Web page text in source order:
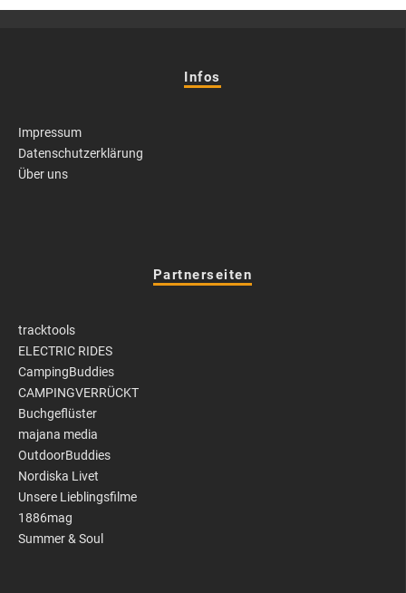
Infos
Impressum
Datenschutzerklärung
Über uns
Partnerseiten
tracktools
ELECTRIC RIDES
CampingBuddies
CAMPINGVERRÜCKT
Buchgeflüster
majana media
OutdoorBuddies
Nordiska Livet
Unsere Lieblingsfilme
1886mag
Summer & Soul